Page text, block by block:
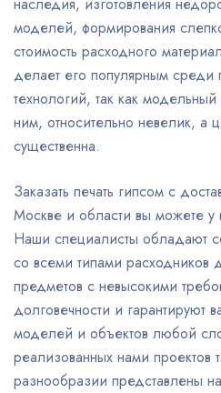
наследия, изготовления
моделей, формирования
стоимость расходного
делает его популярным среди
технологий, так как
ним, относительно невелик, а
существенна.
Заказать печать гипсом с
Москве и области вы можете у
Наши специалисты обладают
со всеми типами расходников
предметов с невысокими
долговечности и гарантируют
моделей и объектов любой
реализованных нами проектов
разнообразии представлены